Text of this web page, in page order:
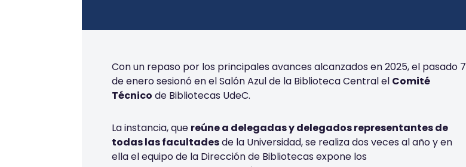
Con un repaso por los principales avances alcanzados en 2025, el pasado 7
de enero sesionó en el Salón Azul de la Biblioteca Central el Comité
Técnico de Bibliotecas UdeC.
La instancia, que reúne a delegadas y delegados representantes de
todas las facultadesde la Universidad, se realiza dos veces al año y en
ella el equipo de la Dirección de Bibliotecas expone los